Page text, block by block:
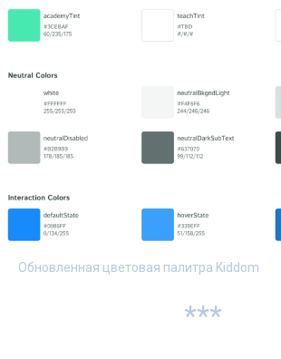
Обновленная цветовая палитра Kiddom
***